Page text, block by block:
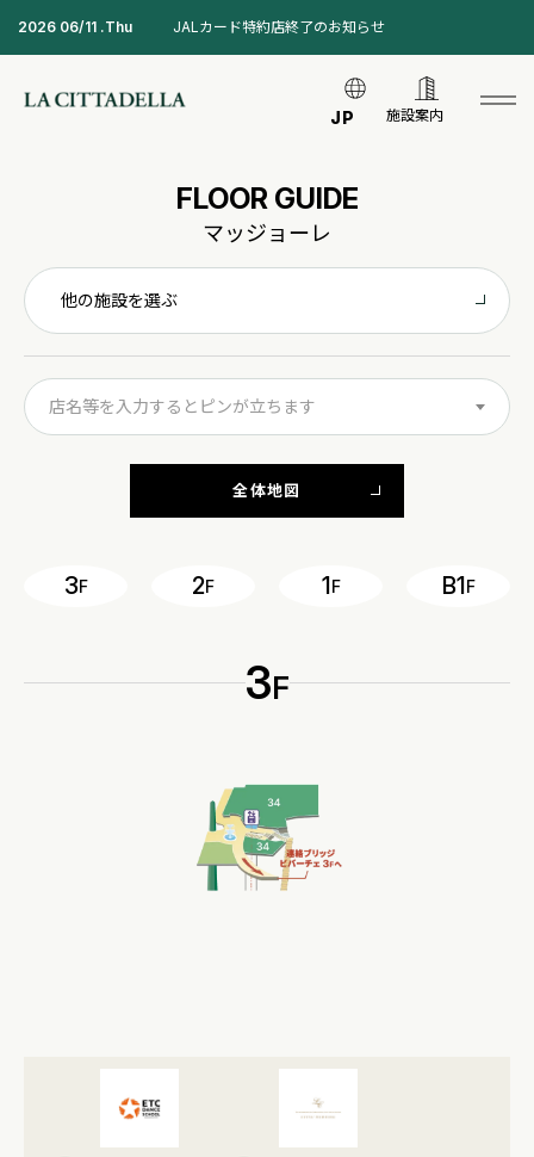
2026 06/11 .Thu JALカード特約店終了のお知らせ
JP 施設案内
FLOOR GUIDE
マッジョーレ
他の施設を選ぶ
店名等を入力するとピンが立ちます
全体地図
3F 2F 1F B1F
3F